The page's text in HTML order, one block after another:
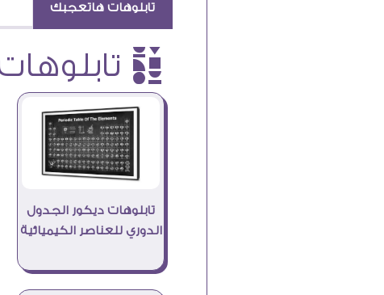
تابلوهات هاتعجبك
è تابلوهات
تابلوهات ديكور الجدول
الدوري للعناصر الكيميائية